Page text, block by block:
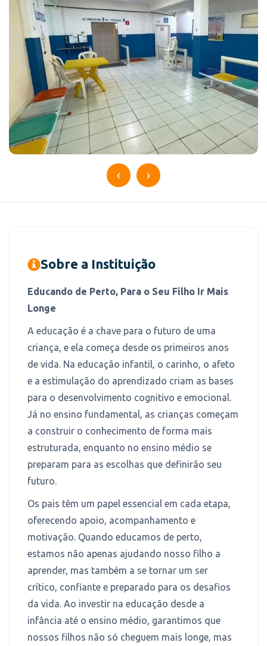
‹ ›
Sobre a Instituição
Educando de Perto, Para o Seu Filho Ir Mais
Longe
A educação é a chave para o futuro de uma
criança, e ela começa desde os primeiros anos
de vida. Na educação infantil, o carinho, o afeto
e a estimulação do aprendizado criam as bases
para o desenvolvimento cognitivo e emocional.
Já no ensino fundamental, as crianças começam
a construir o conhecimento de forma mais
estruturada, enquanto no ensino médio se
preparam para as escolhas que definirão seu
futuro.
Os pais têm um papel essencial em cada etapa,
oferecendo apoio, acompanhamento e
motivação. Quando educamos de perto,
estamos não apenas ajudando nosso filho a
aprender, mas também a se tornar um ser
crítico, confiante e preparado para os desafios
da vida. Ao investir na educação desde a
infância até o ensino médio, garantimos que
nossos filhos não só cheguem mais longe, mas